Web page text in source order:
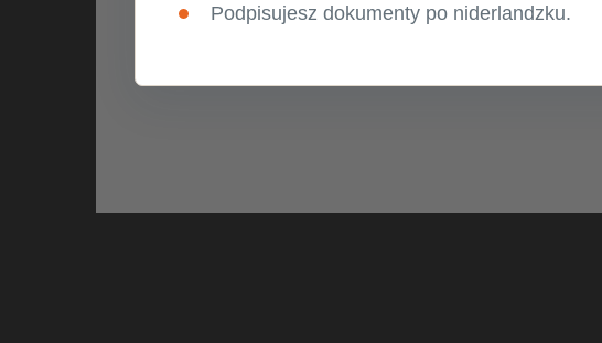
Podpisujesz dokumenty po niderlandzku.